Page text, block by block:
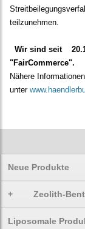
Neue Produkte
+ Zeolith-
Liposomale
teilzunehmen.
Wir sind seit
"FairCommerce".
Nähere
unter